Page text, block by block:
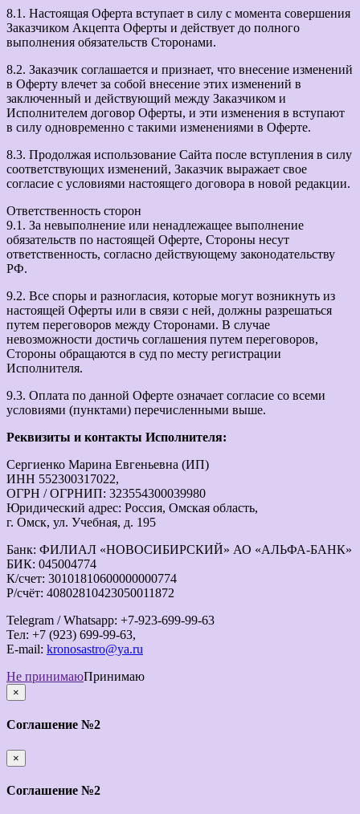
8.1. Настоящая Оферта вступает в силу с момента совершения
Заказчиком Акцепта Оферты и действует до полного
выполнения обязательств Сторонами.
8.2. Заказчик соглашается и признает, что внесение изменений
в Оферту влечет за собой внесение этих изменений в
заключенный и действующий между Заказчиком и
Исполнителем договор Оферты, и эти изменения в вступают
в силу одновременно с такими изменениями в Оферте.
8.3. Продолжая использование Сайта после вступления в силу
соответствующих изменений, Заказчик выражает свое
согласие с условиями настоящего договора в новой редакции.
Ответственность сторон
9.1. За невыполнение или ненадлежащее выполнение
обязательств по настоящей Оферте, Стороны несут
ответственность, согласно действующему законодательству
РФ.
9.2. Все споры и разногласия, которые могут возникнуть из
настоящей Оферты или в связи с ней, должны разрешаться
путем переговоров между Сторонами. В случае
невозможности достичь соглашения путем переговоров,
Стороны обращаются в суд по месту регистрации
Исполнителя.
9.3. Оплата по данной Оферте означает согласие со всеми
условиями (пунктами) перечисленными выше.
Реквизиты и контакты Исполнителя:
Сергиенко Марина Евгеньевна (ИП)
ИНН 552300317022,
ОГРН / ОГРНИП: 323554300039980
Юридический адрес: Россия, Омская область,
г. Омск, ул. Учебная, д. 195
Банк: ФИЛИАЛ «НОВОСИБИРСКИЙ» АО «АЛЬФА-БАНК»
БИК: 045004774
К/счет: 30101810600000000774
Р/счёт: 40802810423050011872
Telegram / Whatsapp: +7-923-699-99-63
Тел: +7 (923) 699-99-63,
E-mail: kronosastro@ya.ru
Не принимаюПринимаю
×
закрыть
Соглашение №2
×
закрыть
Соглашение №2